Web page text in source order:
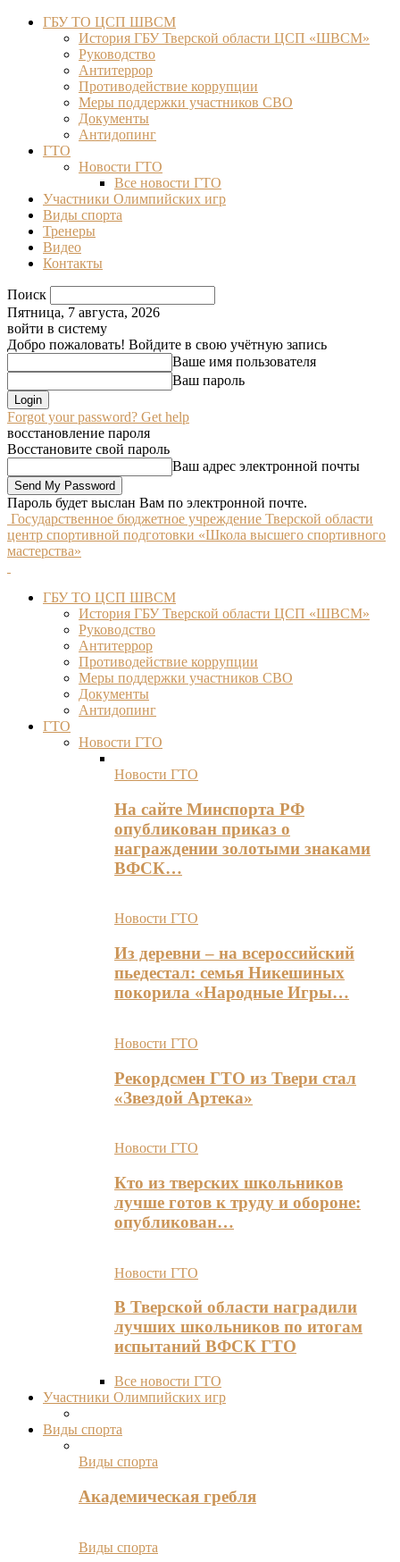
ГБУ ТО ЦСП ШВСМ
История ГБУ Тверской области ЦСП «ШВСМ»
Руководство
Антитеррор
Противодействие коррупции
Меры поддержки участников СВО
Документы
Антидопинг
ГТО
Новости ГТО
Все новости ГТО
Участники Олимпийских игр
Виды спорта
Тренеры
Видео
Контакты
Поиск
Пятница, 7 августа, 2026
войти в систему
Добро пожаловать! Войдите в свою учётную запись
Ваше имя пользователя
Ваш пароль
Forgot your password? Get help
восстановление пароля
Восстановите свой пароль
Ваш адрес электронной почты
Пароль будет выслан Вам по электронной почте.
Государственное бюджетное учреждение Тверской области
центр спортивной подготовки «Школа высшего спортивного
мастерства»
ГБУ ТО ЦСП ШВСМ
История ГБУ Тверской области ЦСП «ШВСМ»
Руководство
Антитеррор
Противодействие коррупции
Меры поддержки участников СВО
Документы
Антидопинг
ГТО
Новости ГТО
Новости ГТО
На сайте Минспорта РФ
опубликован приказ о
награждении золотыми знаками
ВФСК…
Новости ГТО
Из деревни – на всероссийский
пьедестал: семья Никешиных
покорила «Народные Игры…
Новости ГТО
Рекордсмен ГТО из Твери стал
«Звездой Артека»
Новости ГТО
Кто из тверских школьников
лучше готов к труду и обороне:
опубликован…
Новости ГТО
В Тверской области наградили
лучших школьников по итогам
испытаний ВФСК ГТО
Все новости ГТО
Участники Олимпийских игр
Виды спорта
Виды спорта
Академическая гребля
Виды спорта